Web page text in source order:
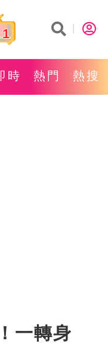
1
時 熱門 熱搜
一轉身